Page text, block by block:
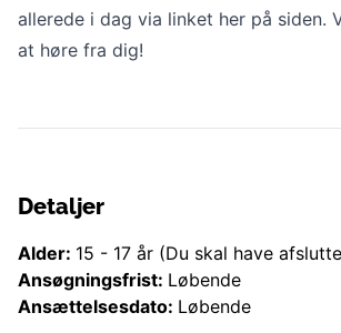
allerede i dag via linket her på siden.
at høre fra dig!
Detaljer
Alder: 15 - 17 år (Du skal have
Ansøgningsfrist: Løbende
Ansættelsesdato: Løbende